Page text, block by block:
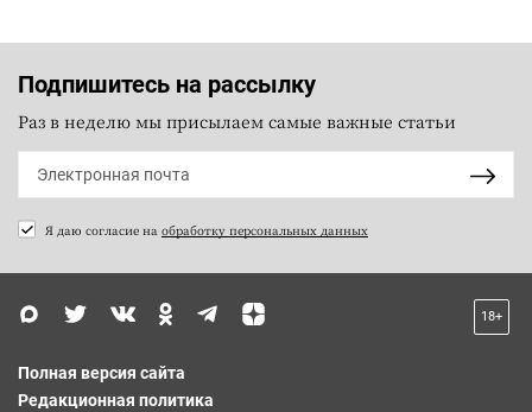
Подпишитесь на рассылку
Раз в неделю мы присылаем самые важные статьи
Я даю согласие на обработку персональных данных
18+
Полная версия сайта
Редакционная политика